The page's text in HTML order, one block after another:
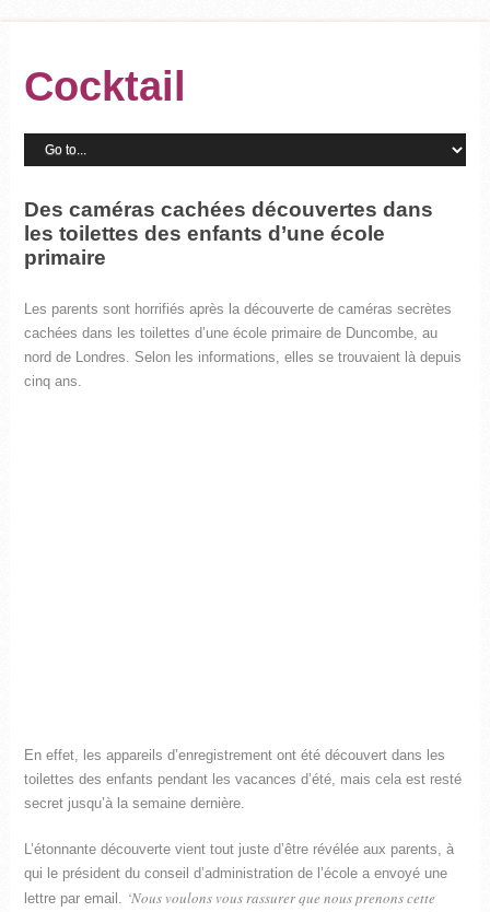
Cocktail
Des caméras cachées découvertes dans
les toilettes des enfants d’une école
primaire
Les parents sont horrifiés après la découverte de caméras secrètes
cachées dans les toilettes d’une école primaire de Duncombe, au
nord de Londres. Selon les informations, elles se trouvaient là depuis
cinq ans.
En effet, les appareils d’enregistrement ont été découvert dans les
toilettes des enfants pendant les vacances d’été, mais cela est resté
secret jusqu’à la semaine dernière.
L’étonnante découverte vient tout juste d’être révélée aux parents, à
qui le président du conseil d’administration de l’école a envoyé une
lettre par email. ‘Nous voulons vous rassurer que nous prenons cette